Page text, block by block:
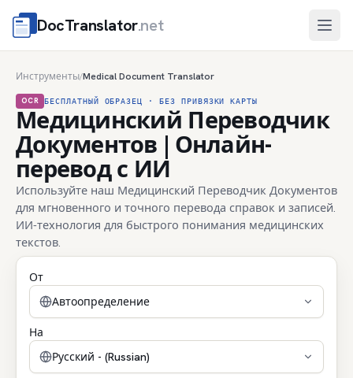
DocTranslator.net
Инструменты/Medical Document Translator
OCR БЕСПЛАТНЫЙ ОБРАЗЕЦ · БЕЗ ПРИВЯЗКИ КАРТЫ
Медицинский Переводчик
Документов | Онлайн-
перевод с ИИ
Используйте наш Медицинский Переводчик Документов
для мгновенного и точного перевода справок и записей.
ИИ-технология для быстрого понимания медицинских
текстов.
От
Автоопределение
На
Русский - (Russian)